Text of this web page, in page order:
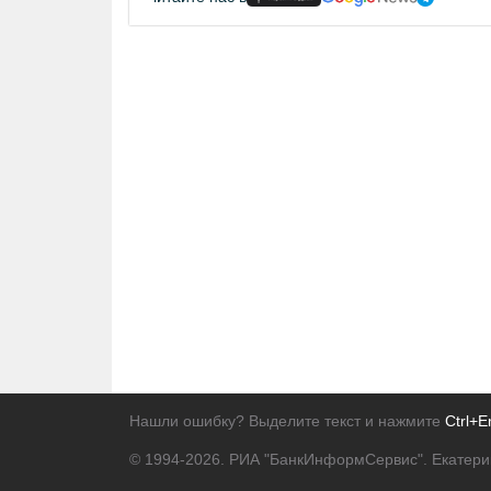
Нашли ошибку? Выделите текст и нажмите
© 1994-2026. РИА "БанкИнформСервис".